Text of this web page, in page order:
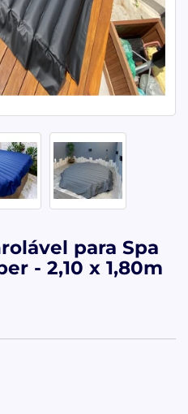
para Spa
- 2,10 x 1,80m